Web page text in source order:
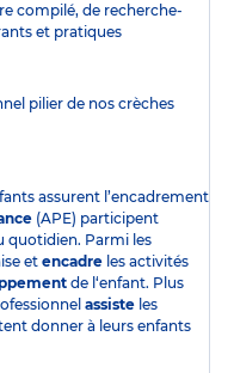
compilé, de recherche-
et pratiques
pilier de nos crèches
assurent l’encadrement
(APE) participent
quotidien. Parmi les
et encadre les activités
de l‘enfant. Plus
assiste les
donner à leurs enfants